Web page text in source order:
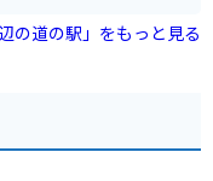
ナーでは、観光情報や周辺
。 バイクで訪れる
拠点に、蒜山高原を満喫す
地元の特産品を味わえる施
辺の道の駅」をもっと見る